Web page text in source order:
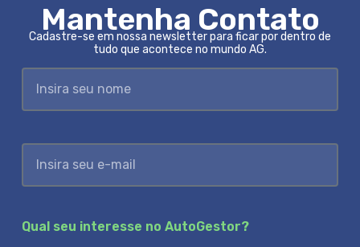
Mantenha Contato
Cadastre-se em nossa newsletter para ficar por dentro de
tudo que acontece no mundo AG.
Qual seu interesse no AutoGestor?